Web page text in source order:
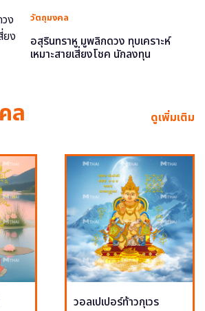
วัตถุมงคล
อสุรินทราหู มูพลิกดวง ทุบเคราะห์
เหมาะสายเสี่ยงโชค นักลงทุน
ล ดูเพิ่มเติม
วอลเปเปอร์ท้าวกุเวร